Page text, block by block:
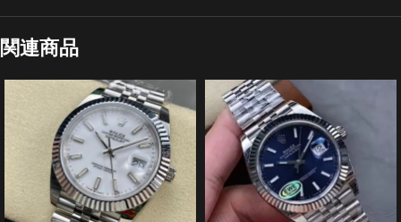
関連商品